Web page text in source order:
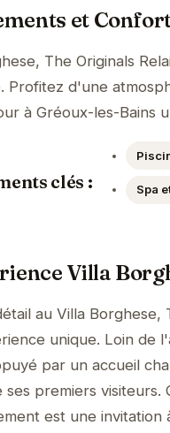
et
The Originals
Profitez d'une
à Gréoux-les-Bains
clés : Spa
Villa
au Villa
unique. Loin de
par un accueil
premiers visiteurs.
est une invitation